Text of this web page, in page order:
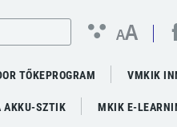
AA
TŐKEPROGRAM VMKIK
AKKU-SZTIK MKIK E-